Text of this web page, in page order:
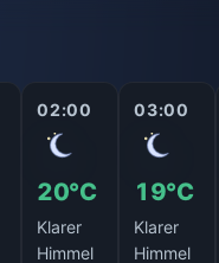
02:00
20°C
Klarer
Himmel
03:00
19°C
Klarer
Himmel